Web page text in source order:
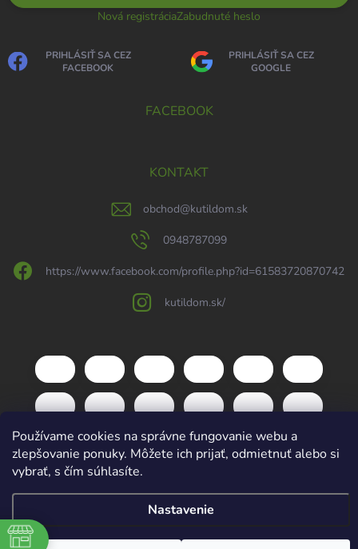
Používame cookies na správne fungovanie webu a
zlepšovanie ponuky. Môžete ich prijať, odmietnuť alebo si
vybrať, s čím súhlasíte.
Nastavenie
Nová registráciaZabudnuté heslo
PRIHLÁSIŤ SA CEZ
FACEBOOK
PRIHLÁSIŤ SA CEZ
GOOGLE
FACEBOOK
KONTAKT
obchod@kutildom.sk
0948787099
https://www.facebook.com/profile.php?id=61583720870742
kutildom.sk/
Vytvoril Shoptet
cookies